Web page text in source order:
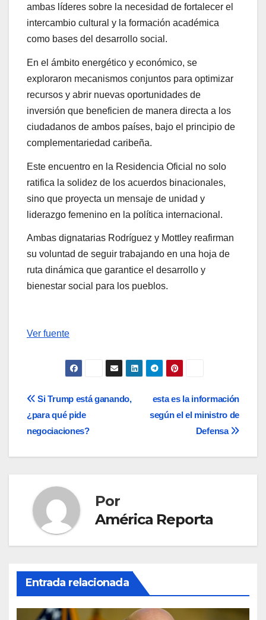
ambas líderes sobre la necesidad de fortalecer el
intercambio cultural y la formación académica
como bases del desarrollo social.
En el ámbito energético y económico, se
exploraron mecanismos conjuntos para optimizar
recursos y abrir nuevas oportunidades de
inversión que beneficien de manera directa a los
ciudadanos de ambos países, bajo el principio de
complementariedad caribeña.
Este encuentro en la Residencia Oficial no solo
ratifica la solidez de los acuerdos binacionales,
sino que proyecta un mensaje de unidad y
liderazgo femenino en la política internacional.
Ambas dignatarias Rodríguez y Mottley reafirman
su voluntad de seguir trabajando en una hoja de
ruta dinámica que garantice el desarrollo y
bienestar social para los pueblos.
Ver fuente
Navegación
de
entradas
esta es la información
según el el ministro de
Defensa
Si Trump está ganando,
¿para qué pide
negociaciones?
Por
América Reporta
Entrada relacionada